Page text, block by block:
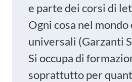
e parte dei corsi di
Ogni cosa nel
universali (Garzanti
Si occupa di
soprattutto per